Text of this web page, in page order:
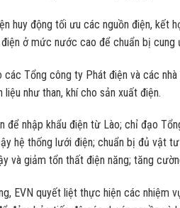
huy động tối ưu các nguồn điện, kết
ở mức nước cao để chuẩn bị cung
các Tổng công ty Phát điện và các
liệu như than, khí cho sản xuất điện.
để nhập khẩu điện từ Lào; chỉ đạo
hệ thống lưới điện; chuẩn bị đủ vật
và giảm tổn thất điện năng; tăng
EVN quyết liệt thực hiện các nhiệm